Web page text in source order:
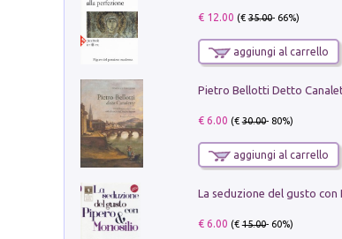
€ 12.00 (€35.00- 66%)
aggiungi al carrello
€ 6.00 (€30.00- 80%)
aggiungi al carrello
€ 6.00 (€15.00- 60%)